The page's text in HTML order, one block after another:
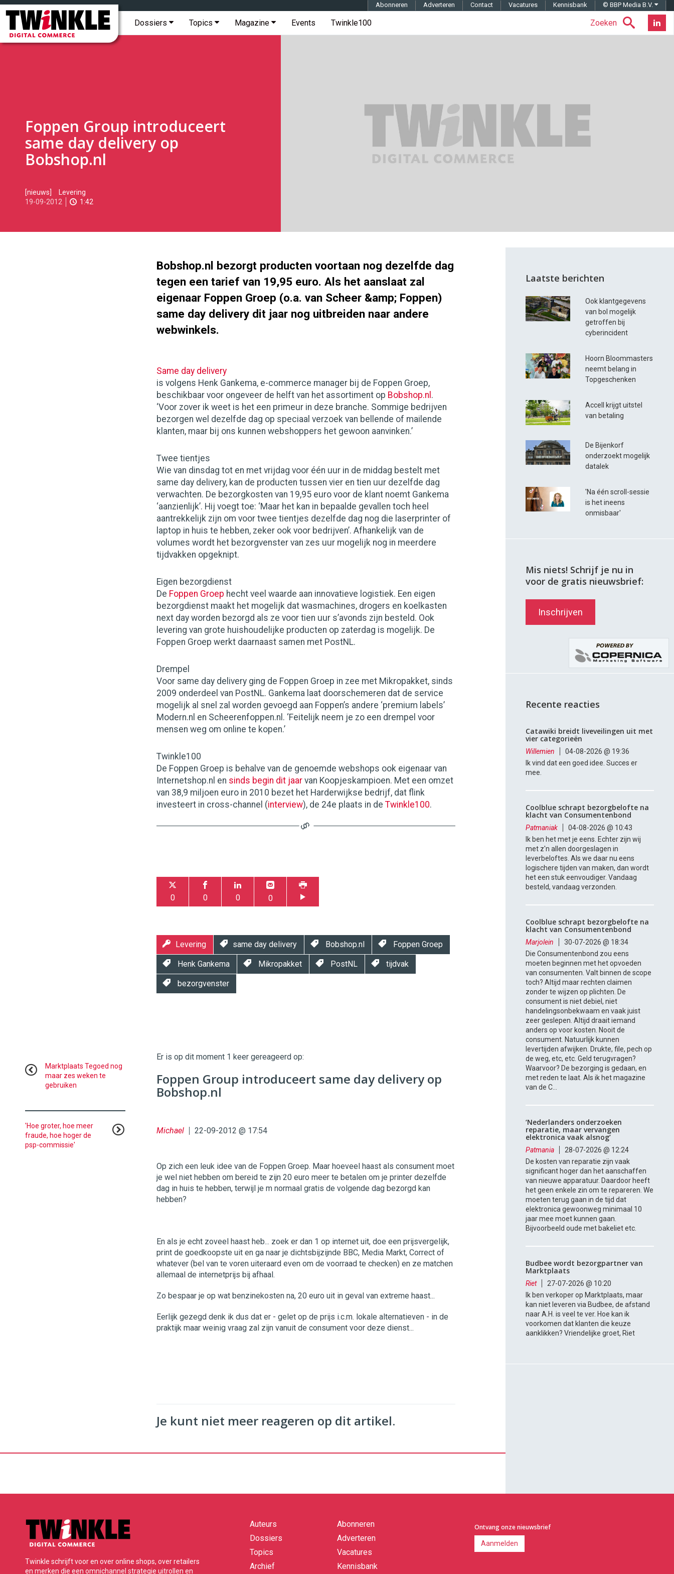
Twinkle
Digital
Commerce
Hoofdmenu Zoeken
Dossiers Topics Magazine Events Twinkle100
Topmenu Abonneren Adverteren Contact Vacatures Kennisbank © BBP Media B.V.
Foppen Group introduceert
same day delivery op
Bobshop.nl
2012-
09-
11-
[nieuws]
Levering
19-09-2012
1:42
Bobshop.nl bezorgt producten voortaan nog dezelfde dag
tegen een tarief van 19,95 euro. Als het aanslaat zal
eigenaar Foppen Groep (o.a. van Scheer &amp; Foppen)
same day delivery dit jaar nog uitbreiden naar andere
webwinkels.
Same day delivery
is volgens Henk Gankema, e-commerce manager bij de Foppen Groep,
beschikbaar voor ongeveer de helft van het assortiment op Bobshop.nl .
‘Voor zover ik weet is het een primeur in deze branche. Sommige bedrijven
bezorgen wel dezelfde dag op speciaal verzoek van bellende of mailende
klanten, maar bij ons kunnen webshoppers het gewoon aanvinken.’
Twee tientjes
Wie van dinsdag tot en met vrijdag voor één uur in de middag bestelt met
same day delivery, kan de producten tussen vier en tien uur dezelfde dag
verwachten. De bezorgkosten van 19,95 euro voor de klant noemt Gankema
‘aanzienlijk’. Hij voegt toe: ‘Maar het kan in bepaalde gevallen toch heel
aantrekkelijk zijn om voor twee tientjes dezelfde dag nog die laserprinter of
laptop in huis te hebben, zeker ook voor bedrijven’. Afhankelijk van de
volumes wordt het bezorgvenster van zes uur mogelijk nog in meerdere
tijdvakken opgeknipt.
Eigen bezorgdienst
De Foppen Groep hecht veel waarde aan innovatieve logistiek. Een eigen
bezorgdienst maakt het mogelijk dat wasmachines, drogers en koelkasten
next day worden bezorgd als ze voor tien uur s’avonds zijn besteld. Ook
levering van grote huishoudelijke producten op zaterdag is mogelijk. De
Foppen Groep werkt daarnaast samen met PostNL.
Drempel
Voor same day delivery ging de Foppen Groep in zee met Mikropakket, sinds
2009 onderdeel van PostNL. Gankema laat doorschemeren dat de service
mogelijk al snel zal worden gevoegd aan Foppen’s andere ‘premium labels’
Modern.nl en Scheerenfoppen.nl. ‘Feitelijk neem je zo een drempel voor
mensen weg om online te kopen.’
Twinkle100
De Foppen Groep is behalve van de genoemde webshops ook eigenaar van
Internetshop.nl en sinds begin dit jaar van Koopjeskampioen. Met een omzet
van 38,9 miljoen euro in 2010 bezet het Harderwijkse bedrijf, dat flink
investeert in cross-channel (interview), de 24e plaats in de Twinkle100.
0 0 0 0
Levering same day delivery Bobshop.nl Foppen Groep
Henk Gankema Mikropakket PostNL tijdvak
bezorgvenster
Digital
9654
Er is op dit moment 1 keer gereageerd op:
Foppen Group introduceert same day delivery op
Bobshop.nl
Michael 22-09-2012 @ 17:54
Op zich een leuk idee van de Foppen Groep. Maar hoeveel haast als consument moet
je wel niet hebben om bereid te zijn 20 euro meer te betalen om je printer dezelfde
dag in huis te hebben, terwijl je m normaal gratis de volgende dag bezorgd kan
hebben?
En als je echt zoveel haast heb... zoek er dan 1 op internet uit, doe een prijsvergelijk,
print de goedkoopste uit en ga naar je dichtsbijzijnde BBC, Media Markt, Correct of
whatever (bel van te voren uiteraard even om de voorraad te checken) en ze matchen
allemaal de internetprijs bij afhaal.
Zo bespaar je op wat benzinekosten na, 20 euro uit in geval van extreme haast...
Eerlijk gezegd denk ik dus dat er - gelet op de prijs i.c.m. lokale alternatieven - in de
praktijk maar weinig vraag zal zijn vanuit de consument voor deze dienst...
Je kunt niet meer reageren op dit artikel.
Marktplaats Tegoed nog
maar zes weken te
gebruiken
'Hoe groter, hoe meer
fraude, hoe hoger de
psp-commissie'
Laatste berichten
Ook klantgegevens
van bol mogelijk
getroffen bij
cyberincident
Hoorn Bloommasters
neemt belang in
Topgeschenken
Accell krijgt uitstel
van betaling
De Bijenkorf
onderzoekt mogelijk
datalek
'Na één scroll-sessie
is het ineens
onmisbaar'
Mis niets! Schrijf je nu in
voor de gratis nieuwsbrief:
Inschrijven
Recente reacties
Catawiki breidt liveveilingen uit met
vier categorieën
Willemien
04-08-2026 @ 19:36
Ik vind dat een goed idee. Succes er
mee.
Coolblue schrapt bezorgbelofte na
klacht van Consumentenbond
Patmaniak
04-08-2026 @ 10:43
Ik ben het met je eens. Echter zijn wij
met z'n allen doorgeslagen in
leverbeloftes. Als we daar nu eens
logischere tijden van maken, dan wordt
het een stuk eenvoudiger. Vandaag
besteld, vandaag verzonden.
Coolblue schrapt bezorgbelofte na
klacht van Consumentenbond
Marjolein
30-07-2026 @ 18:34
Die Consumentenbond zou eens
moeten beginnen met het opvoeden
van consumenten. Valt binnen de scope
toch? Altijd maar rechten claimen
zonder te wijzen op plichten. De
consument is niet debiel, niet
handelingsonbekwaam en vaak juist
zeer geslepen. Altijd draait iemand
anders op voor kosten. Nooit de
consument. Natuurlijk kunnen
levertijden afwijken. Drukte, file, pech op
de weg, etc, etc. Geld terugvragen?
Waarvoor? De bezorging is gedaan, en
met reden te laat. Als ik het magazine
van de C...
‘Nederlanders onderzoeken
reparatie, maar vervangen
elektronica vaak alsnog’
Patmania
28-07-2026 @ 12:24
De kosten van reparatie zijn vaak
significant hoger dan het aanschaffen
van nieuwe apparatuur. Daardoor heeft
het geen enkele zin om te repareren. We
moeten terug gaan in de tijd dat
elektronica gewoonweg minimaal 10
jaar mee moet kunnen gaan.
Bijvoorbeeld oude met bakeliet etc.
Budbee wordt bezorgpartner van
Marktplaats
Riet
27-07-2026 @ 10:20
Ik ben verkoper op Marktplaats, maar
kan niet leveren via Budbee, de afstand
naar A.H. is veel te ver. Hoe kan ik
voorkomen dat klanten die keuze
aanklikken? Vriendelijke groet, Riet
Twinkle schrijft voor en over online shops, over retailers
en merken die een omnichannel strategie uitrollen en
Quick
links
Auteurs
Dossiers
Topics
Archief
Abonneren
Adverteren
Vacatures
Kennisbank
Ontvang onze nieuwsbrief
Aanmelden